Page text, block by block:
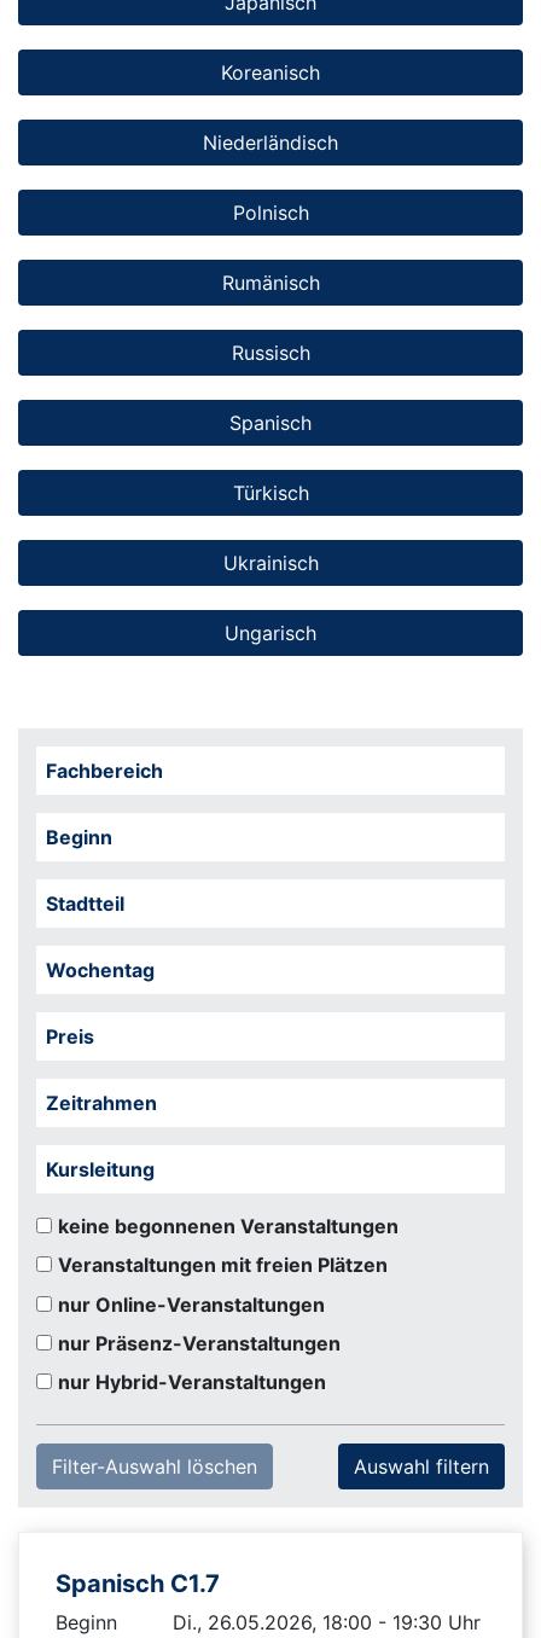
Koreanisch
Niederländisch
Polnisch
Rumänisch
Russisch
Spanisch
Türkisch
Ukrainisch
Ungarisch
Fachbereich
Beginn
Stadtteil
Wochentag
Preis
Zeitrahmen
Kursleitung
keine begonnenen Veranstaltungen
Veranstaltungen mit freien Plätzen
nur Online-Veranstaltungen
nur Präsenz-Veranstaltungen
nur Hybrid-Veranstaltungen
Filter-Auswahl löschen
Spanisch C1.7
Beginn Di., 26.05.2026, 18:00 - 19:30 Uhr